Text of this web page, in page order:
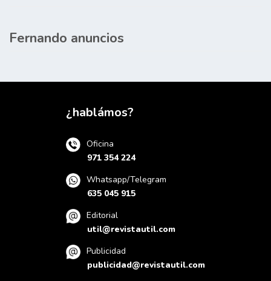
Fernando anuncios
¿hablámos?
Oficina
971 354 224
Whatsapp/Telegram
635 045 915
Editorial
util@revistautil.com
Publicidad
publicidad@revistautil.com